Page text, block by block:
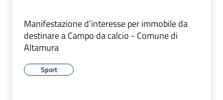
Manifestazione d’interesse per immobile da
destinare a Campo da calcio - Comune di
Altamura
Sport